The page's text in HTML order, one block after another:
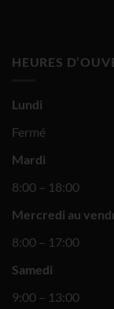
HEURES
Lundi
Fermé
Mardi
8:00 – 18:00
Mercredi au
8:00 – 17:00
Samedi
9:00 – 13:00